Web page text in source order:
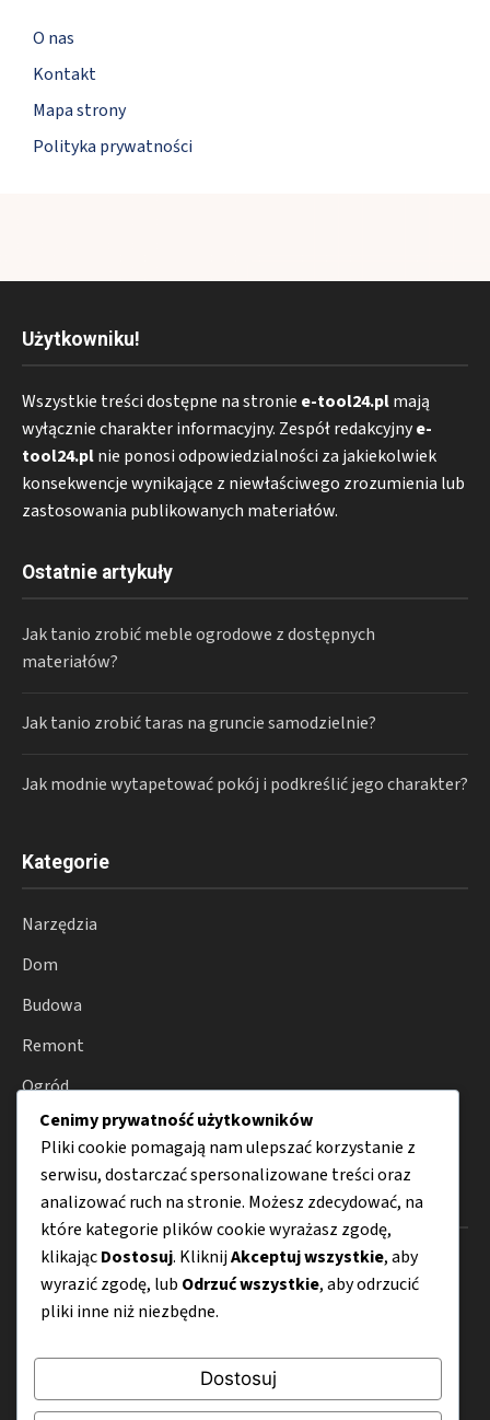
O nas
Kontakt
Mapa strony
Polityka prywatności
Użytkowniku!
Wszystkie treści dostępne na stronie e-tool24.plmają
wyłącznie charakter informacyjny. Zespół redakcyjnye-
tool24.plnie ponosi odpowiedzialności za jakiekolwiek
konsekwencje wynikające z niewłaściwego zrozumienia lub
zastosowania publikowanych materiałów.
Ostatnie artykuły
Jak tanio zrobić meble ogrodowe z dostępnych
materiałów?
Jak tanio zrobić taras na gruncie samodzielnie?
Jak modnie wytapetować pokój i podkreślić jego charakter?
Kategorie
Narzędzia
Dom
Budowa
Remont
Ogród
Porady
Menu
O nas
Kontakt
Cenimy prywatność użytkowników
Pliki cookie pomagają nam ulepszać korzystanie z
serwisu, dostarczać spersonalizowane treści oraz
analizować ruch na stronie. Możesz zdecydować, na
które kategorie plików cookie wyrażasz zgodę,
klikającDostosuj. KliknijAkceptuj wszystkie, aby
wyrazić zgodę, lub Odrzuć wszystkie, aby odrzucić
pliki inne niż niezbędne.
Dostosuj